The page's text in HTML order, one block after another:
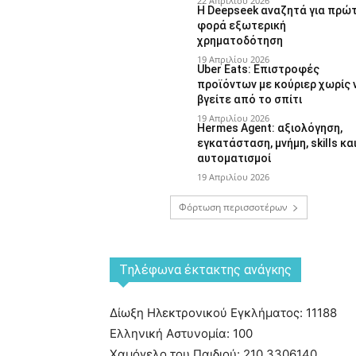
Η Deepseek αναζητά για
φορά εξωτερική
χρηματοδότηση
19 Απριλίου 2026
Uber Eats: Επιστροφές
προϊόντων με κούριερ χωρίς
βγείτε από το σπίτι
19 Απριλίου 2026
Hermes Agent: αξιολόγηση,
εγκατάσταση, μνήμη, skills και
αυτοματισμοί
19 Απριλίου 2026
Φόρτωση περισσοτέρων
Tηλέφωνα έκτακτης ανάγκης
Δίωξη Ηλεκτρονικού Εγκλήματος: 11188
Ελληνική Αστυνομία: 100